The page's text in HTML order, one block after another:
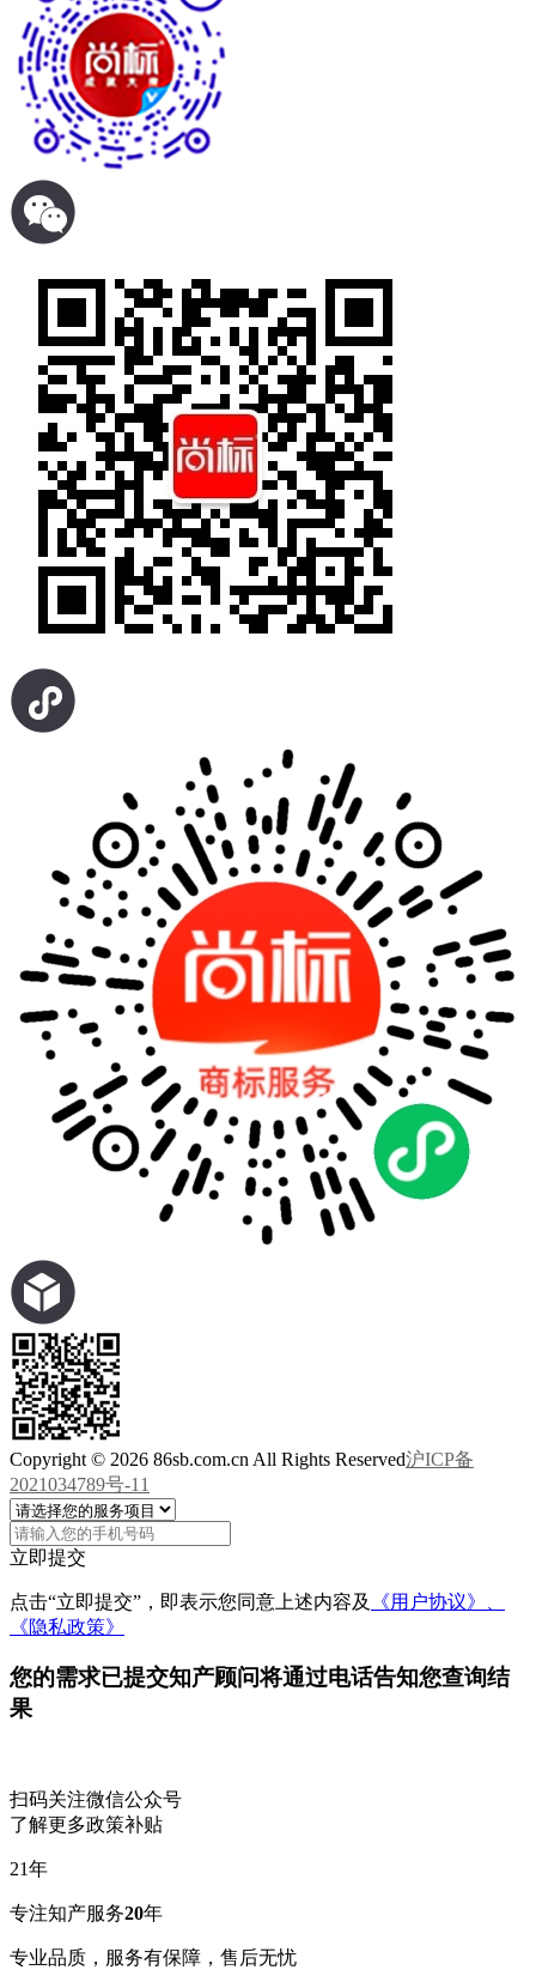
Copyright © 2026 86sb.com.cn All Rights Reserved沪ICP备
2021034789号-11
立即提交
点击“立即提交”，即表示您同意上述内容及
《用户协议》、
《隐私政策》
您的需求已提交知产顾问将通过电话告知您查询结
果
扫码关注微信公众号
了解更多政策补贴
21年
专注知产服务20年
专业品质，服务有保障，售后无忧